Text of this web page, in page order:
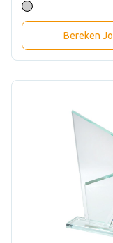
Bereken